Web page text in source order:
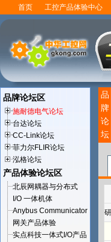
首页 工控产品体验中心
品牌论坛区
施耐德电气论坛
台达论坛
CC-Link论坛
菲力尔FLIR论坛
泓格论坛
产品体验论坛区
北辰网耦器与分布式
I/O 一体机体
Anybus Communicator
网关产品体验
实点科技一体式I/O产品
品
牌
论
坛